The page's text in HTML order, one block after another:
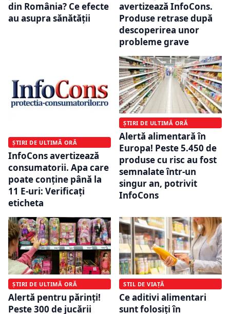
din România? Ce efecte
au asupra sănătății
avertizează InfoCons.
Produse retrase după
descoperirea unor
probleme grave
ȘTIRI DE ULTIMĂ ORĂ
InfoCons avertizează
consumatorii. Apa care
poate conține până la
11 E-uri: Verificați
eticheta
ȘTIRI DE ULTIMĂ ORĂ
Alertă alimentară în
Europa! Peste 5.450 de
produse cu risc au fost
semnalate într-un
singur an, potrivit
InfoCons
ȘTIRI DE ULTIMĂ ORĂ
Alertă pentru părinți!
Peste 300 de jucării
STIL DE VIAȚĂ
Ce aditivi alimentari
sunt folosiți în